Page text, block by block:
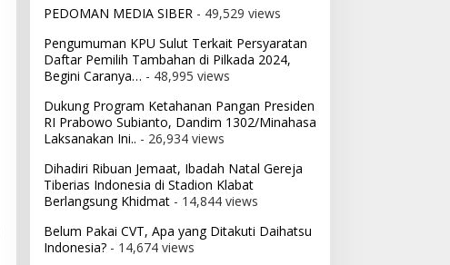
PEDOMAN MEDIA SIBER- 49,529 views
Pengumuman KPU Sulut Terkait Persyaratan
Daftar Pemilih Tambahan di Pilkada 2024,
Begini Caranya… - 48,995 views
Dukung Program Ketahanan Pangan Presiden
RI Prabowo Subianto, Dandim 1302/Minahasa
Laksanakan Ini.. - 26,934 views
Dihadiri Ribuan Jemaat, Ibadah Natal Gereja
Tiberias Indonesia di Stadion Klabat
Berlangsung Khidmat- 14,844 views
Belum Pakai CVT, Apa yang Ditakuti Daihatsu
Indonesia?- 14,674 views